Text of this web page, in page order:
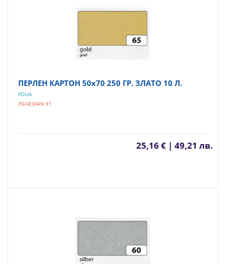
ПЕРЛЕН КАРТОН 50х70 250 ГР. ЗЛАТО 10 Л.
FOLIA
ЛЪЧЕЗАРА 91
25,16 € | 49,21 лв.